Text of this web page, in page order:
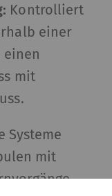
Kontrolliert
einer
einen
mit
Systeme
mit